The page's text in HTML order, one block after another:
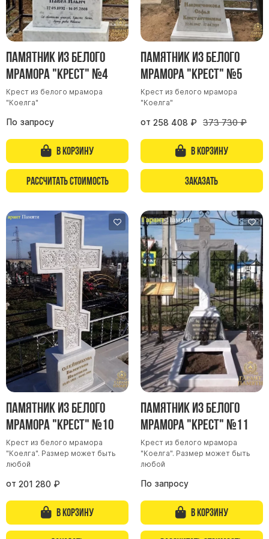
Скульптуры, барельефы и бюсты из бронзы
Колумбарий
Памятники с фотокерамикой
Памятники младенцу
Памятники двойные
Памятники женщине
Памятники жене
Памятники девушке
Памятники дочери
Памятники мужчине
Памятники дедушке
Памятники мужу
Памятники отцу
Памятники парню
Памятники сыну
Памятники вертикальные
Памятники врачу
Памятники горизонтальные
Памятники индивидуальные
Памятники классические
Памятники книга
Памятники красивые
Памятники Православные
Памятники прямоугольные
Памятники с воздушным креcтом
Памятник из белого
мрамора "Крест" №4
Крест из белого мрамора
"Коелга"
По запросу
В корзину
Рассчитать стоимость
Памятник из белого
мрамора "Крест" №5
Крест из белого мрамора
"Коелга"
от 258 408 ₽ 373 730 ₽
В корзину
Заказать
Памятник из белого
мрамора "Крест" №10
Крест из белого мрамора
"Коелга". Размер может быть
любой
от 201 280 ₽
В корзину
Памятник из белого
мрамора "Крест" №11
Крест из белого мрамора
"Коелга". Размер может быть
любой
По запросу
В корзину